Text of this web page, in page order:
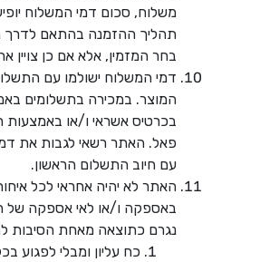
משלוח, סכום דמי המשלוח
תהליך ההזמנה בהתאם לדרך
בחר המזמין, אלא אם כן צויין
דמי המשלוח ישולמו עם
המוצר. במכירה בתשלומים
בכרטיס אשראי ו/או באמצעות
פאל. האתר רשאי לגבות את
עם חיוב התשלום הראשון.
האתר לא יהיה אחראי לכל
באספקה ו/או לאי אספקה של
נגרם כתוצאה מאחת הסיבות
כח עליון ומבלי לפגוע